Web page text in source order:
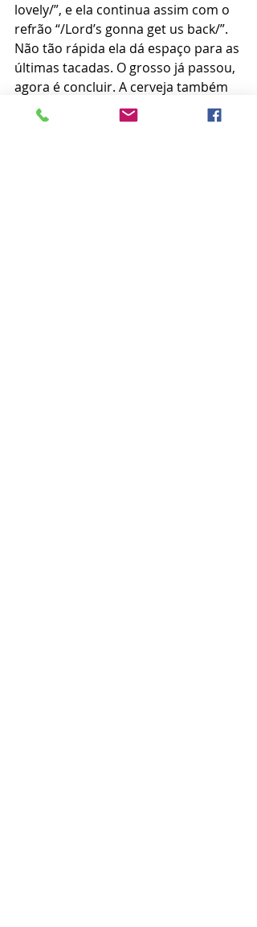
lovely/”, e ela continua assim com o
refrão “/Lord’s gonna get us back/”.
Não tão rápida ela dá espaço para as
últimas tacadas. O grosso já passou,
agora é concluir. A cerveja também
está no final e de repente tudo
simplesmente acabou.